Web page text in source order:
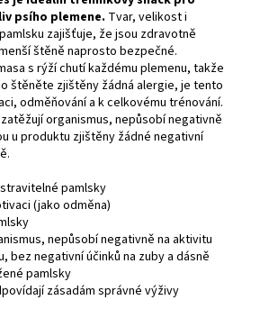
psího plemene. Tvar, velikost i
zajišťuje, že jsou zdravotně
štěně naprosto bezpečné.
s rýží chutí každému plemenu, takže
štěněte zjištěny žádná alergie, je tento
odměňování a k celkovému trénování.
organismus, nepůsobí negativně
u produktu zjištěny žádné negativní
pamlsky
(jako odměna)
nepůsobí negativně na aktivitu
bez negativní účinků na zuby a dásně
pamlsky
zásadám správné výživy